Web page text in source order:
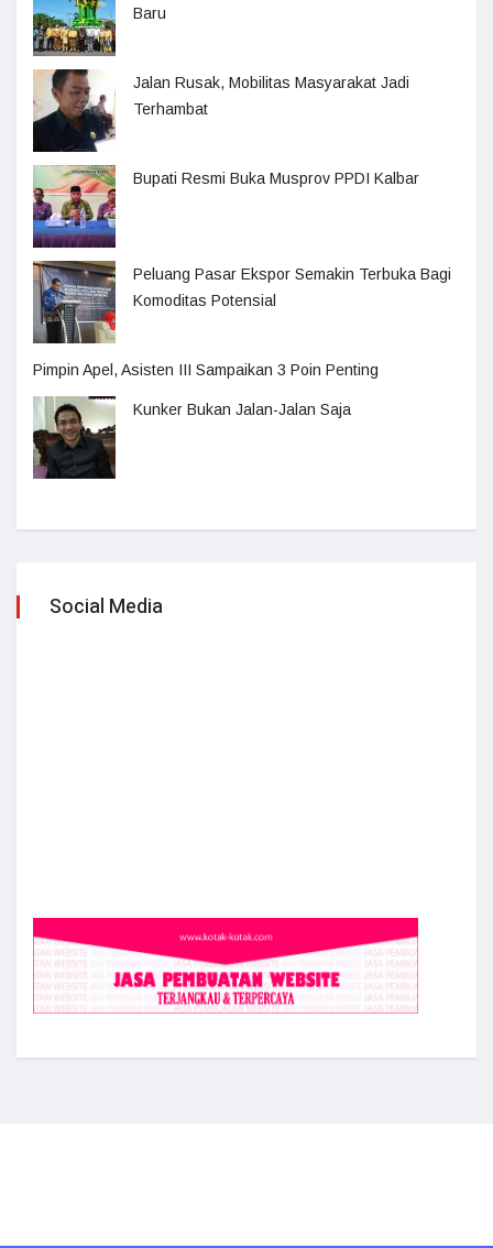
Baru
Jalan Rusak, Mobilitas Masyarakat Jadi
Terhambat
Bupati Resmi Buka Musprov PPDI Kalbar
Peluang Pasar Ekspor Semakin Terbuka Bagi
Komoditas Potensial
Pimpin Apel, Asisten III Sampaikan 3 Poin Penting
Kunker Bukan Jalan-Jalan Saja
Social Media